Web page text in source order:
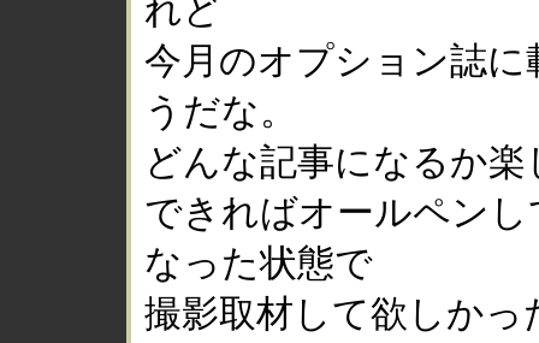
れど
今月のオプション誌
うだな。
どんな記事になるか楽
できればオールペン
なった状態で
撮影取材して欲しかっ